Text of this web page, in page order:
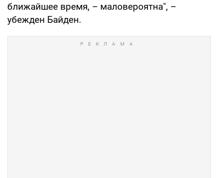
ближайшее время, – маловероятна", –
убежден Байден.